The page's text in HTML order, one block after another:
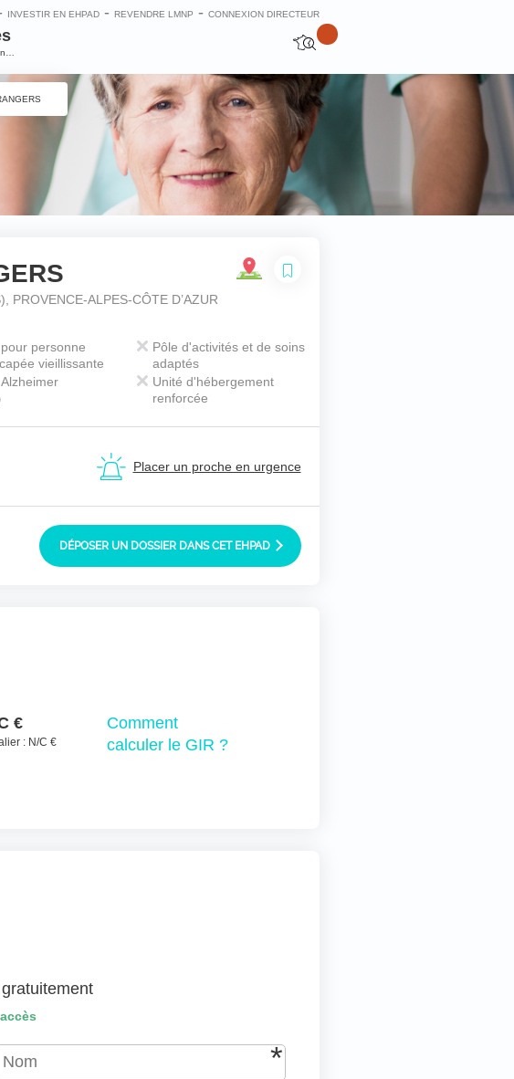
INVESTIR EN EHPAD- REVENDRE LMNP - CONNEXION DIRECTEUR
Fermer
ehpad-trikaya.fr/politique-de-confidentialite/)
PROVENCE-ALPES-CÔTE D’AZUR
personne
vieillissante
Pôle d'activités et de soins
adaptés
Unité d'hébergement
renforcée
Placer un proche en urgence
DÉPOSER UN DOSSIER DANS CET EHPAD
€
: N/C €
Comment
calculer le GIR ?